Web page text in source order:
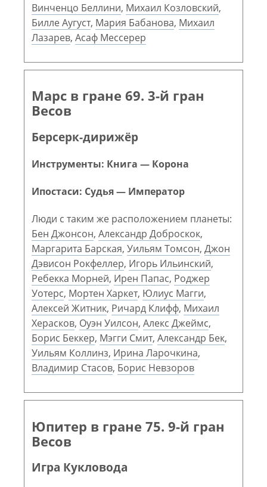
Винченцо Беллини, Михаил Козловский,
Билле Аугуст, Мария Бабанова, Михаил
Лазарев, Асаф Мессерер
Марс в гране 69. 3-й гран
Весов
Берсерк-дирижёр
Инструменты: Книга — Корона
Ипостаси: Судья — Император
Люди с таким же расположением планеты:
Бен Джонсон, Александр Доброскок,
Маргарита Барская, Уильям Томсон, Джон
Дэвисон Рокфеллер, Игорь Ильинский,
Ребекка Морней, Ирен Папас, Роджер
Уотерс, Мортен Харкет, Юлиус Магги,
Алексей Житник, Ричард Клифф, Михаил
Херасков, Оуэн Уилсон, Алекс Джеймс,
Борис Беккер, Мэгги Смит, Александр Бек,
Уильям Коллинз, Ирина Ларочкина,
Владимир Стасов, Борис Невзоров
Юпитер в гране 75. 9-й гран
Весов
Игра Кукловода